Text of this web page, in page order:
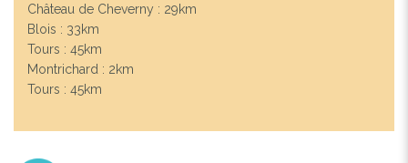
Château de Cheverny : 29km
Blois : 33km
Tours : 45km
Montrichard : 2km
Tours : 45km